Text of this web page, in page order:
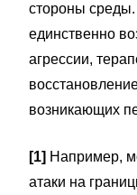
стороны среды.
единственно
агрессии,
возникающих
[1] Например,
атаки на